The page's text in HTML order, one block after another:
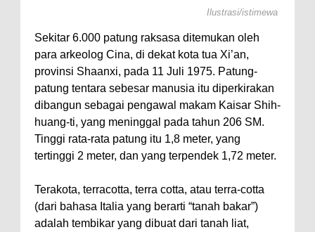
Ilustrasi/istimewa
Sekitar 6.000 patung raksasa ditemukan oleh
para arkeolog Cina, di dekat kota tua Xi’an,
provinsi Shaanxi, pada 11 Juli 1975. Patung-
patung tentara sebesar manusia itu diperkirakan
dibangun sebagai pengawal makam Kaisar Shih-
huang-ti, yang meninggal pada tahun 206 SM.
Tinggi rata-rata patung itu 1,8 meter, yang
tertinggi 2 meter, dan yang terpendek 1,72 meter.
Terakota, terracotta, terra cotta, atau terra-cotta
(dari bahasa Italia yang berarti “tanah bakar”)
adalah tembikar yang dibuat dari tanah liat,